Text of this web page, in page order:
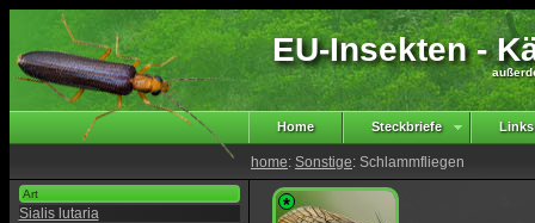
EU-Insekten -
Home Steckbriefe Links
home: Sonstige: Schlammfliegen
Art
Sialis lutaria *